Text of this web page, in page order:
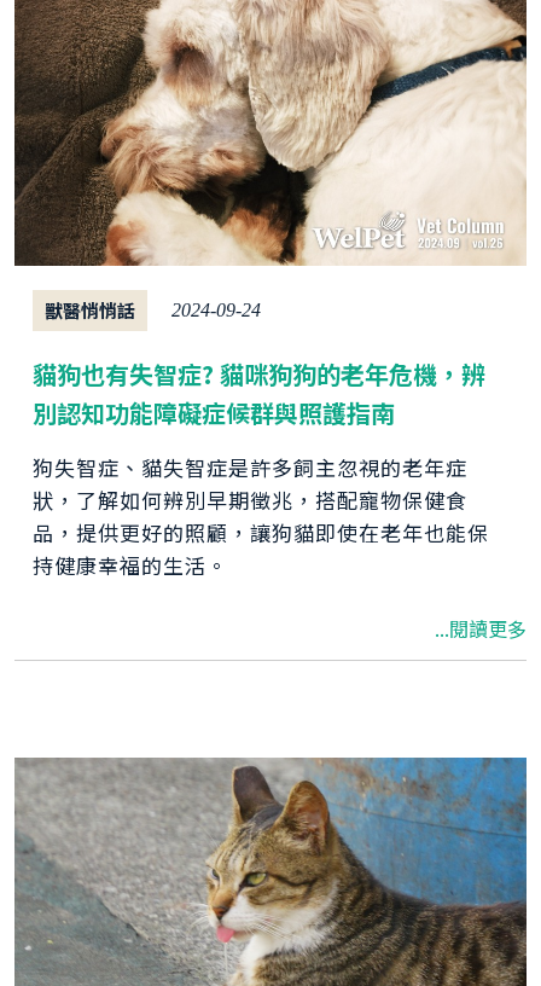
獸醫悄悄話 2024-09-24
貓狗也有失智症? 貓咪狗狗的老年危機，辨
別認知功能障礙症候群與照護指南
狗失智症、貓失智症是許多飼主忽視的老年症
狀，了解如何辨別早期徵兆，搭配寵物保健食
品，提供更好的照顧，讓狗貓即使在老年也能保
持健康幸福的生活。
...閱讀更多